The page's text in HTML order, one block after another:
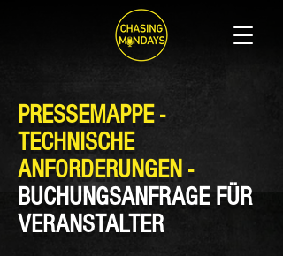
PRESSEMAPPE -
TECHNISCHE
ANFORDERUNGEN -
BUCHUNGSANFRAGE FÜR
VERANSTALTER